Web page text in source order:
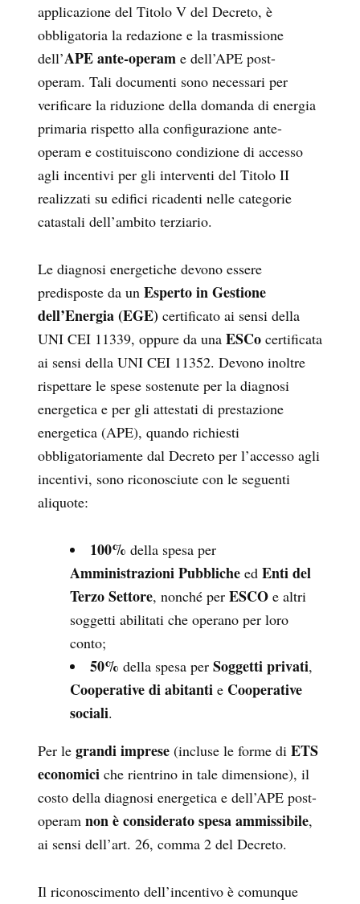
applicazione del Titolo V del Decreto, è
obbligatoria la redazione e la trasmissione
dell’APE ante-operam e dell’APE post-
operam. Tali documenti sono necessari per
verificare la riduzione della domanda di energia
primaria rispetto alla configurazione ante-
operam e costituiscono condizione di accesso
agli incentivi per gli interventi del Titolo II
realizzati su edifici ricadenti nelle categorie
catastali dell’ambito terziario.
Le diagnosi energetiche devono essere
predisposte da un Esperto in Gestione
dell’Energia (EGE) certificato ai sensi della
UNI CEI 11339, oppure da una ESCo certificata
ai sensi della UNI CEI 11352. Devono inoltre
rispettare le spese sostenute per la diagnosi
energetica e per gli attestati di prestazione
energetica (APE), quando richiesti
obbligatoriamente dal Decreto per l’accesso agli
incentivi, sono riconosciute con le seguenti
aliquote:
100% della spesa per
Amministrazioni Pubbliche ed Enti del
TerzoSettore, nonché per ESCO e altri
soggetti abilitati che operano per loro
conto;
50% della spesa per Soggetti privati,
Cooperative di abitanti e Cooperative
sociali.
Per le grandi imprese (incluse le forme di ETS
economici che rientrino in tale dimensione), il
costo della diagnosi energetica e dell’APE post-
operam non è considerato spesa ammissibile,
ai sensi dell’art. 26, comma 2 del Decreto.
Il riconoscimento dell’incentivo è comunque